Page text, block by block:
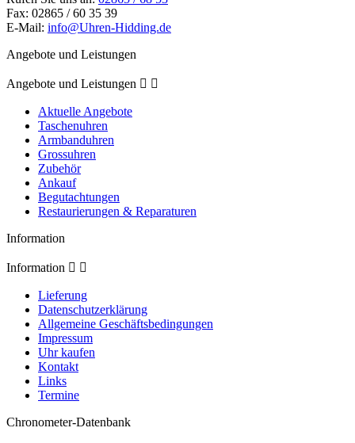
Fax: 02865 / 60 35 39
E-Mail: info@Uhren-Hidding.de
Angebote und Leistungen
Angebote und Leistungen  
Aktuelle Angebote
Taschenuhren
Armbanduhren
Grossuhren
Zubehör
Ankauf
Begutachtungen
Restaurierungen & Reparaturen
Information
Information  
Lieferung
Datenschutzerklärung
Allgemeine Geschäftsbedingungen
Impressum
Uhr kaufen
Kontakt
Links
Termine
Chronometer-Datenbank